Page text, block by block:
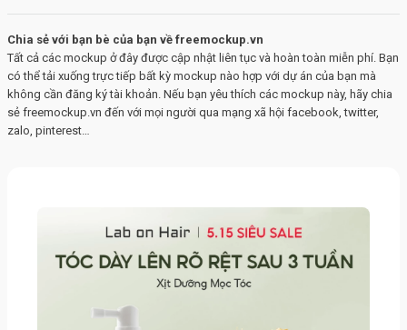
Chia sẻ với bạn bè của bạn về freemockup.vn
Tất cả các mockup ở đây được cập nhật liên tục và hoàn toàn miễn phí. Bạn
có thể tải xuống trực tiếp bất kỳ mockup nào hợp với dự án của bạn mà
không cần đăng ký tài khoản. Nếu bạn yêu thích các mockup này, hãy chia
sẻ freemockup.vn đến với mọi người qua mạng xã hội facebook, twitter,
zalo, pinterest…